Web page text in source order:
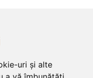
uri și alte